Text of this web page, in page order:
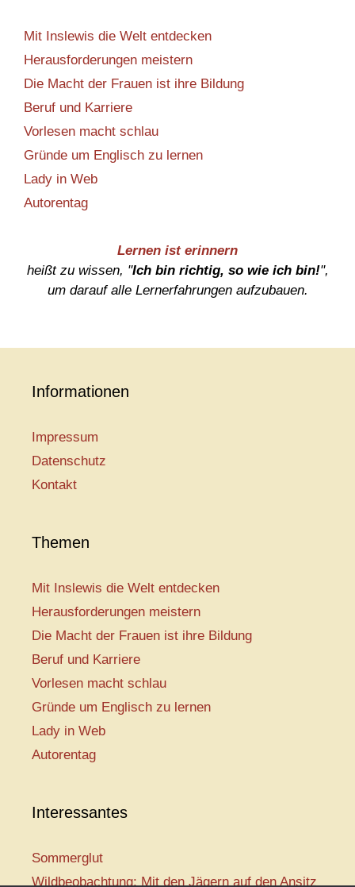
Mit Inslewis die Welt entdecken
Herausforderungen meistern
Die Macht der Frauen ist ihre Bildung
Beruf und Karriere
Vorlesen macht schlau
Gründe um Englisch zu lernen
Lady in Web
Autorentag
Lernen ist erinnern
heißt zu wissen, "Ich bin richtig, so wie ich bin!",
um darauf alle Lernerfahrungen aufzubauen.
Informationen
Impressum
Datenschutz
Kontakt
Themen
Mit Inslewis die Welt entdecken
Herausforderungen meistern
Die Macht der Frauen ist ihre Bildung
Beruf und Karriere
Vorlesen macht schlau
Gründe um Englisch zu lernen
Lady in Web
Autorentag
Interessantes
Sommerglut
Wildbeobachtung: Mit den Jägern auf den Ansitz